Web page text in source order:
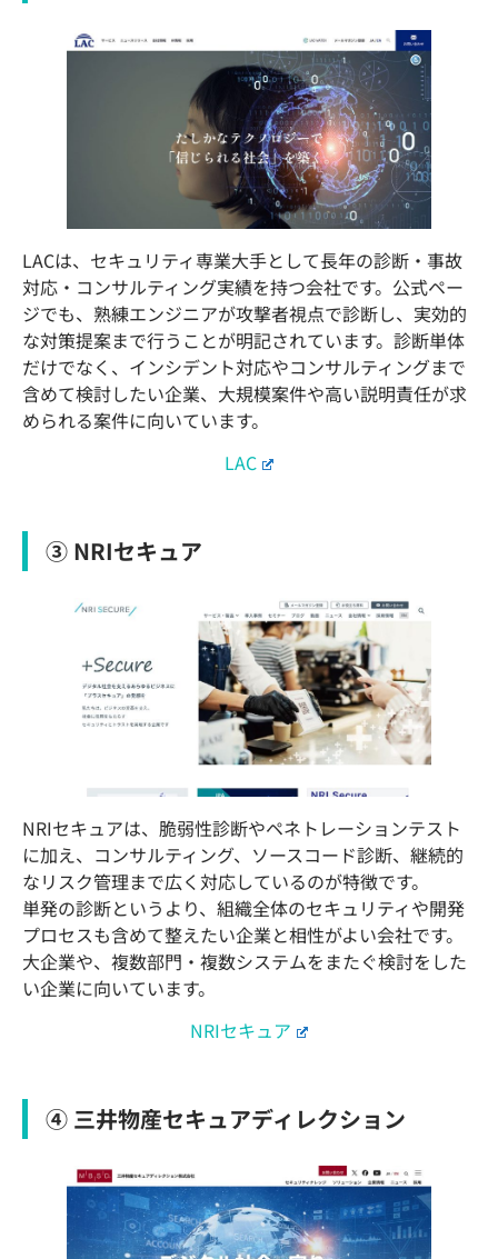
LACは、セキュリティ専業大手として長年の診断・事故
対応・コンサルティング実績を持つ会社です。公式ペー
ジでも、熟練エンジニアが攻撃者視点で診断し、実効的
な対策提案まで行うことが明記されています。診断単体
だけでなく、インシデント対応やコンサルティングまで
含めて検討したい企業、大規模案件や高い説明責任が求
められる案件に向いています。
LAC
③ NRIセキュア
NRIセキュアは、脆弱性診断やペネトレーションテスト
に加え、コンサルティング、ソースコード診断、継続的
なリスク管理まで広く対応しているのが特徴です。
単発の診断というより、組織全体のセキュリティや開発
プロセスも含めて整えたい企業と相性がよい会社です。
大企業や、複数部門・複数システムをまたぐ検討をした
い企業に向いています。
NRIセキュア
④ 三井物産セキュアディレクション